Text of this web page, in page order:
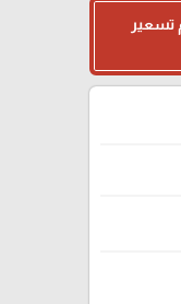
تسعير